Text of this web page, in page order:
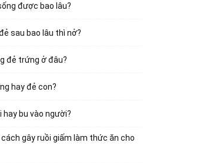
được bao lâu?
sau bao lâu thì nở?
đẻ trứng ở đâu?
hay đẻ con?
hay bu vào người?
cách gây ruồi giấm làm thức ăn cho